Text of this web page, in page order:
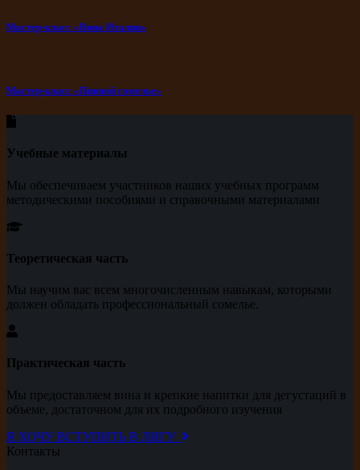
Мастер-класс «Вина Италии»
Мастер-класс «Пивной сомелье»
Учебные материалы
Мы обеспечиваем участников наших учебных программ
методическими пособиями и справочными материалами
Теоретическая часть
Мы научим вас всем многочисленным навыкам, которыми
должен обладать профессиональный сомелье.
Практическая часть
Мы предоставляем вина и крепкие напитки для дегустаций в
объеме, достаточном для их подробного изучения
Я ХОЧУ ВСТУПИТЬ В ЛИГУ
Контакты